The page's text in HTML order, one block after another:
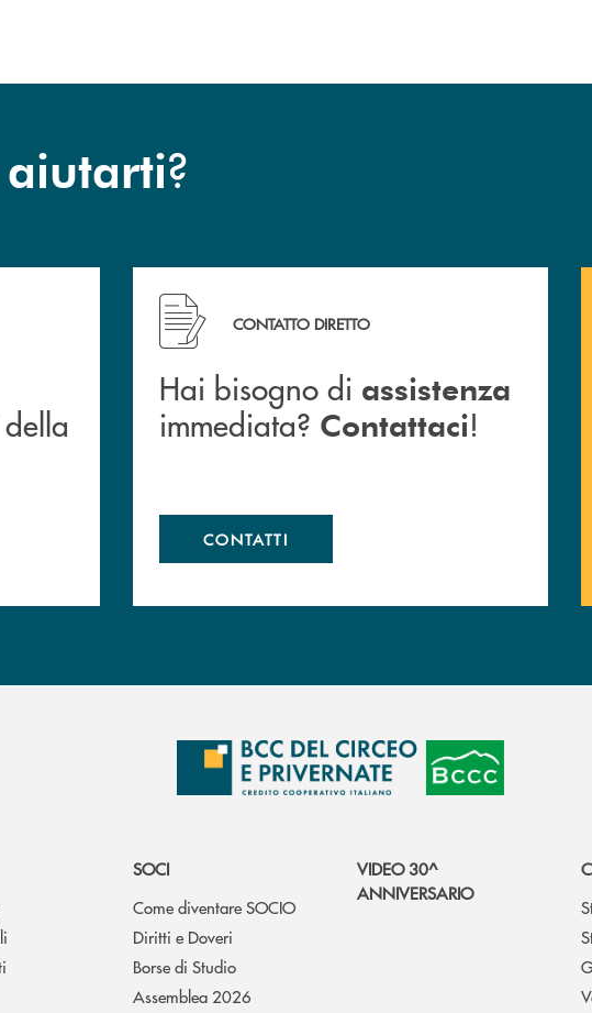
aiutarti?
della Bcc.
della
Hai bisogno di assistenza immediata? Contattaci !
CONTATTO DIRETTO
Hai bisogno di assistenza
immediata? Contattaci!
CONTATTI
SOCI
Come diventare SOCIO
Diritti e Doveri
Borse di Studio
Assemblea 2026
VIDEO 30^
ANNIVERSARIO